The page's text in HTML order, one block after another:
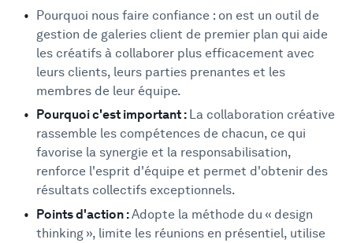
Soutien
5 Les obstacles à la collaboration créative
6
Comment favoriser la collaboration
créative
1. Fixer des règles de base
2. Utilise la méthode du « Design Thinking »
3. Réduis le nombre de réunions en présentiel
4. Utilise des outils de retour visuel
5. Externaliser ou automatiser les tâches non
créatives
6. Éliminer les cloisonnements
7 Conclusion
Pourquoi nous faire confiance : on est un outil de
gestion de galeries client de premier plan qui aide
les créatifs à collaborer plus efficacement avec
leurs clients, leurs parties prenantes et les
membres de leur équipe.
Pourquoi c'est important : La collaboration créative
rassemble les compétences de chacun, ce qui
favorise la synergie et la responsabilisation,
renforce l'esprit d'équipe et permet d'obtenir des
résultats collectifs exceptionnels.
Points d'action :Adopte la méthode du « design
thinking », limite les réunions en présentiel, utilise